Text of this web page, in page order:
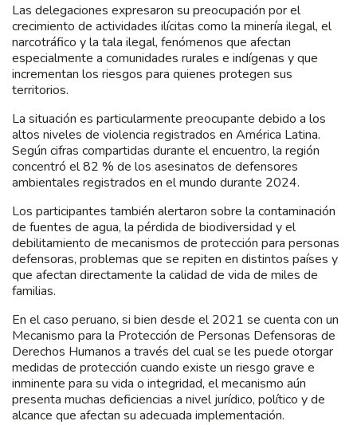
Las delegaciones expresaron su preocupación por el
crecimiento de actividades ilícitas como la minería ilegal, el
narcotráfico y la tala ilegal, fenómenos que afectan
especialmente a comunidades rurales e indígenas y que
incrementan los riesgos para quienes protegen sus
territorios.
La situación es particularmente preocupante debido a los
altos niveles de violencia registrados en América Latina.
Según cifras compartidas durante el encuentro, la región
concentró el 82 % de los asesinatos de defensores
ambientales registrados en el mundo durante 2024.
Los participantes también alertaron sobre la contaminación
de fuentes de agua, la pérdida de biodiversidad y el
debilitamiento de mecanismos de protección para personas
defensoras, problemas que se repiten en distintos países y
que afectan directamente la calidad de vida de miles de
familias.
En el caso peruano, si bien desde el 2021 se cuenta con un
Mecanismo para la Protección de Personas Defensoras de
Derechos Humanos a través del cual se les puede otorgar
medidas de protección cuando existe un riesgo grave e
inminente para su vida o integridad, el mecanismo aún
presenta muchas deficiencias a nivel jurídico, político y de
alcance que afectan su adecuada implementación.